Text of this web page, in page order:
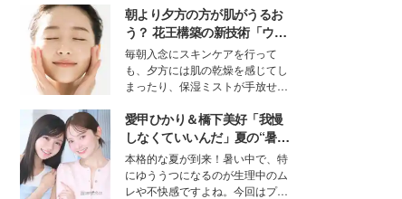
ます。
ニオン好き”という共通点を持つモ
デルの宮城舞と島村雄大の特別対
談をお届け！それぞれの視点か
ら、今作ならではの魅力や予想外
の感動をもたらす奥深いストーリ
ーについて熱く語り合ってもらっ
た。
朝より夕方の方が肌がうるお
う？ 花王構築の新技術「ウォ
ーターキャプチャリングスキ
ン（捕水肌）」がスキンケア
の常識を変える予感
毎朝入念にスキンケアを行って
も、夕方には肌の乾燥を感じてし
まったり、保湿ミストが手放せな
な美容の常識を大きく変える可能
性を秘めた、革新的な「Water
Capturing Skin（ウォーターキャ
プチャリングスキン：捕水肌）」
技術を、花王が構築した。
愛甲ひかり＆橋下美好「我慢
しなくていいんだ」夏の“暑さ
対策”の新しい選択肢とは？
本格的な夏が到来！暑い中で、特
にゆううつになるのが生理中のム
レや不快感ですよね。今回はプラ